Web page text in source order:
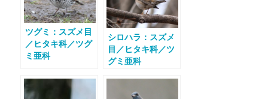
ツグミ：スズメ目
／ヒタキ科／ツグ
ミ亜科
シロハラ：スズメ
目／ヒタキ科／ツ
グミ亜科